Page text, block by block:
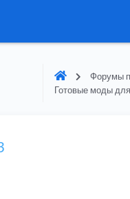
Форумы
Готовые моды